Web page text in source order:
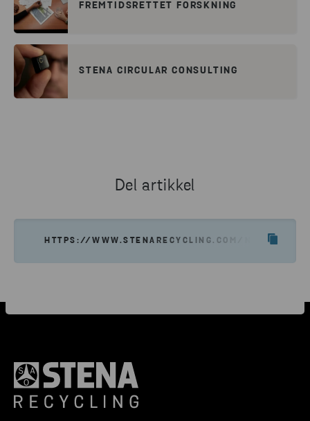
FREMTIDSRETTET FORSKNING
STENA CIRCULAR CONSULTING
Del artikkel
HTTPS://WWW.STENARECYCLING.COM/NO/OM-